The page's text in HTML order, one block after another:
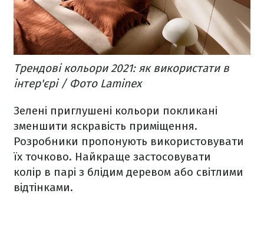
Трендові кольори 2021: як використати в
інтер'єрі / Фото Laminex
Зелені приглушені кольори покликані
зменшити яскравість приміщення.
Розробники пропонують використовувати
їх точково. Найкраще застосовувати
колір в парі з блідим деревом або світлими
відтінками.